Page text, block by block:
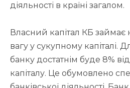
діяльності в країні загалом.
Власний капітал КБ
вагу у сукупному капіталі.
банку достатнім буде 8%
капіталу. Це обумовлено